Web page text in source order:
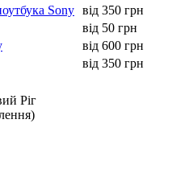
Sony від 350 грн
від 50 грн
від 600 грн
від 350 грн
Ріг